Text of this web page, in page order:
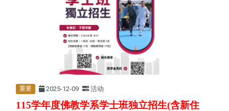
重要 2025-12-09 活动
115学年度佛教学系学士班独立招生(含新住